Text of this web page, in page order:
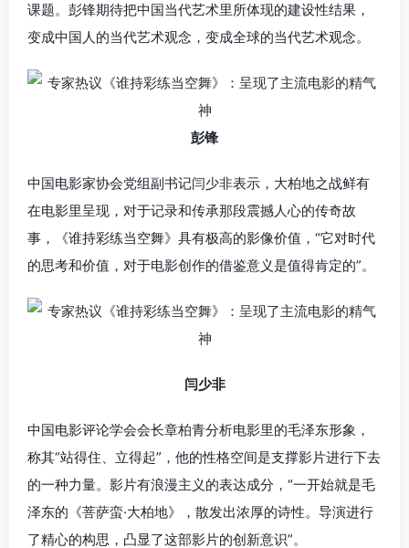
课题。彭锋期待把中国当代艺术里所体现的建设性结果，
变成中国人的当代艺术观念，变成全球的当代艺术观念。
彭锋
中国电影家协会党组副书记闫少非表示，大柏地之战鲜有
在电影里呈现，对于记录和传承那段震撼人心的传奇故
事，《谁持彩练当空舞》具有极高的影像价值，“它对时代
的思考和价值，对于电影创作的借鉴意义是值得肯定的”。
闫少非
中国电影评论学会会长章柏青分析电影里的毛泽东形象，
称其“站得住、立得起”，他的性格空间是支撑影片进行下去
的一种力量。影片有浪漫主义的表达成分，“一开始就是毛
泽东的《菩萨蛮·大柏地》，散发出浓厚的诗性。导演进行
了精心的构思，凸显了这部影片的创新意识”。